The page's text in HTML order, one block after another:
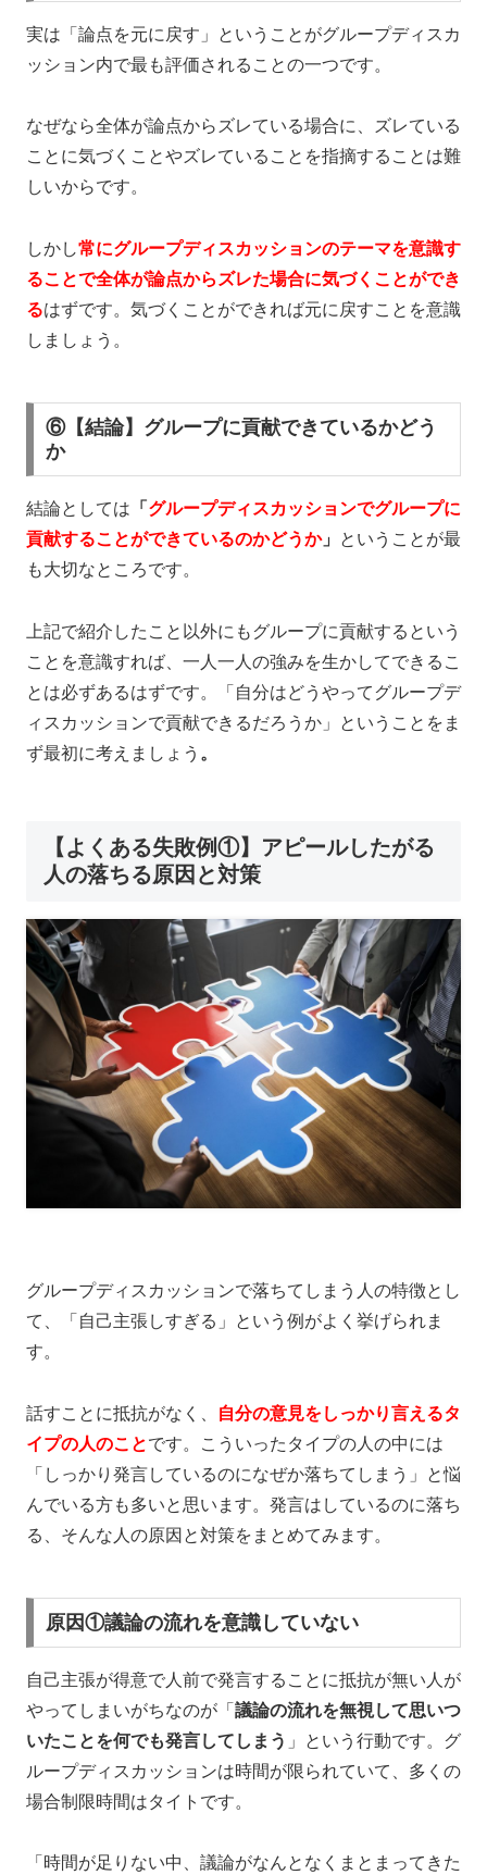
実は「論点を元に戻す」ということがグループディスカ
ッション内で最も評価されることの一つです。
なぜなら全体が論点からズレている場合に、ズレている
ことに気づくことやズレていることを指摘することは難
しいからです。
しかし常にグループディスカッションのテーマを意識す
ることで全体が論点からズレた場合に気づくことができ
るはずです。 気づくことができれば元に戻すことを意識
しましょう。
⑥【結論】グループに貢献できているかどう
か
結論としては 「 グループディスカッションでグループに
貢献することができているのかどうか」
ということが最
も大切なところです。
上記で紹介したこと以外にもグループに貢献するという
ことを意識すれば、一人一人の強みを生かしてできるこ
とは必ずあるはずです。
「自分はどうやってグループデ
ィスカッションで貢献できるだろうか」ということをま
ず最初に考えましょう 。
【よくある失敗例①】アピールしたがる
人の落ちる原因と対策
グループディスカッションで落ちてしまう人の特徴とし
て、「自己主張しすぎる」という例がよく挙げられま
す。
話すことに抵抗がなく、
自分の意見をしっかり言えるタ
イプの人のことです。こういったタイプの人の中には
「しっかり発言しているのになぜか落ちてしまう」と悩
んでいる方も多いと思います。発言はしているのに落ち
る、そんな人の原因と対策をまとめてみます。
原因①議論の流れを意識していない
自己主張が得意で人前で発言することに抵抗が無い人が
やってしまいがちなのが「 議論の流れを無視して思いつ
いたことを何でも発言してしまう 」という行動です。グ
ループディスカッションは時間が限られていて、多くの
場合制限時間はタイトです。
「時間が足りない中、議論がなんとなくまとまってきた